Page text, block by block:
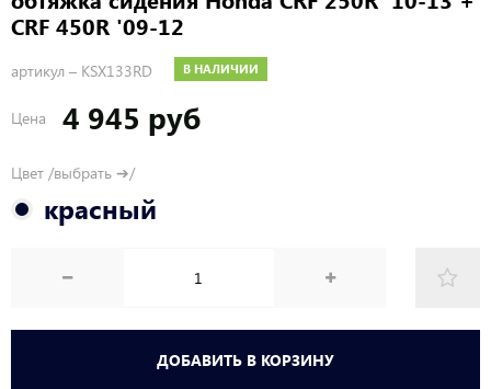
CRF 450R '09-12
артикул – KSX133RD В НАЛИЧИИ
Цена 4 945 руб
Цвет /выбрать ➔/
красный
ДОБАВИТЬ В КОРЗИНУ